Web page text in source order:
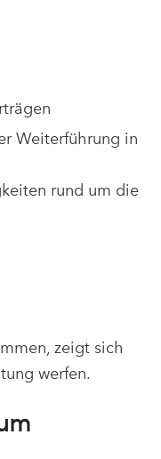
Weiterführung in
rund um die
zeigt sich
werfen.